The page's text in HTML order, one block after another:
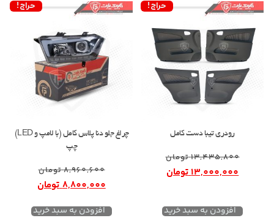
حراج!
رودری تیبا دست کامل
13,435,800تومان
13,000,000تومان
افزودن به سبد خرید
حراج!
چراغ جلو دنا پلاس کامل (با لامپ و LED)
چپ
8,960,600تومان
8,800,000تومان
افزودن به سبد خرید